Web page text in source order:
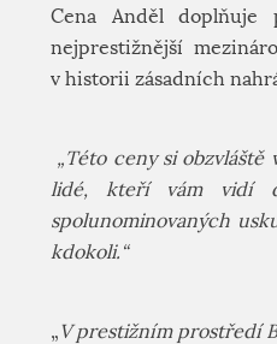
Cena Anděl doplňuje
nejprestižnější
v historii zásadních
„Této ceny si
lidé, kteří vám vidí
spolunominovaných
kdokoli.“
„V prestižním prostředí